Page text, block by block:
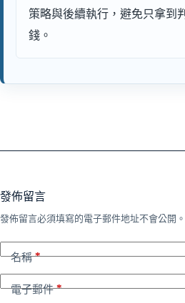
策略與後續執行，避免只拿到
錢。
發佈留言
發佈留言必須填寫的電子郵件地址不會公開。
名稱*
電子郵件*